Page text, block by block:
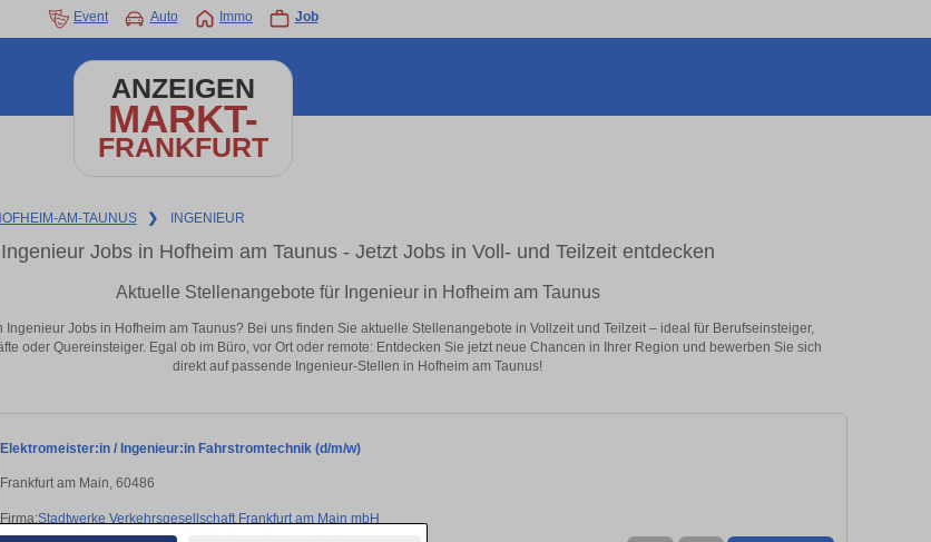
Event Auto Immo Job
ANZEIGEN
MARKT-
FRANKFURT
AM-TAUNUS ❯ INGENIEUR
Ingenieur Jobs in Hofheim am Taunus - Jetzt Jobs in Voll- und Teilzeit entdecken
Aktuelle Stellenangebote für Ingenieur in Hofheim am Taunus
Ingenieur Jobs in Hofheim am Taunus? Bei uns finden Sie aktuelle Stellenangebote in Vollzeit und Teilzeit – ideal für Berufseinsteiger,
oder Quereinsteiger. Egal ob im Büro, vor Ort oder remote: Entdecken Sie jetzt neue Chancen in Ihrer Region und bewerben Sie sich
direkt auf passende Ingenieur-Stellen in Hofheim am Taunus!
Elektromeister:in / Ingenieur:in Fahrstromtechnik (d/m/w)
Frankfurt am Main, 60486
Firma:Stadtwerke Verkehrsgesellschaft Frankfurt am Main mbH